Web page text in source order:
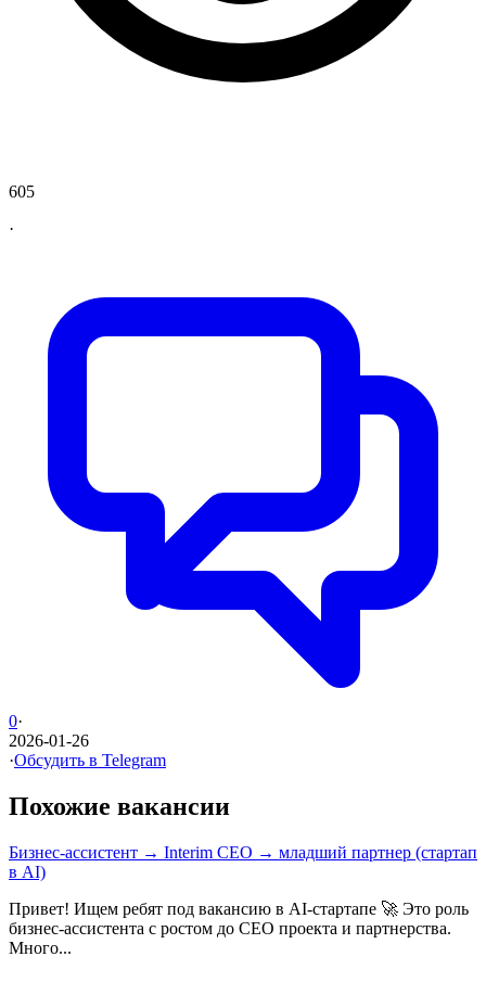
605
·
0·
2026-01-26
·Обсудить в Telegram
Похожие вакансии
Бизнес-ассистент → Interim CEO → младший партнер (стартап
в AI)
Привет! Ищем ребят под вакансию в AI-стартапе 🚀 Это роль
бизнес-ассистента с ростом до CEO проекта и партнерства.
Много...